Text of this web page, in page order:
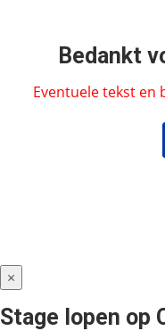
Bedankt
Eventuele tekst
×
Stage lopen op